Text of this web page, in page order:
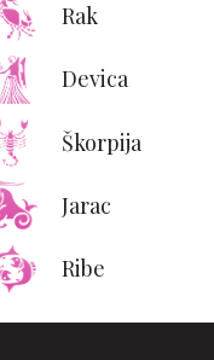
Rak
Devica
Škorpija
Jarac
Ribe